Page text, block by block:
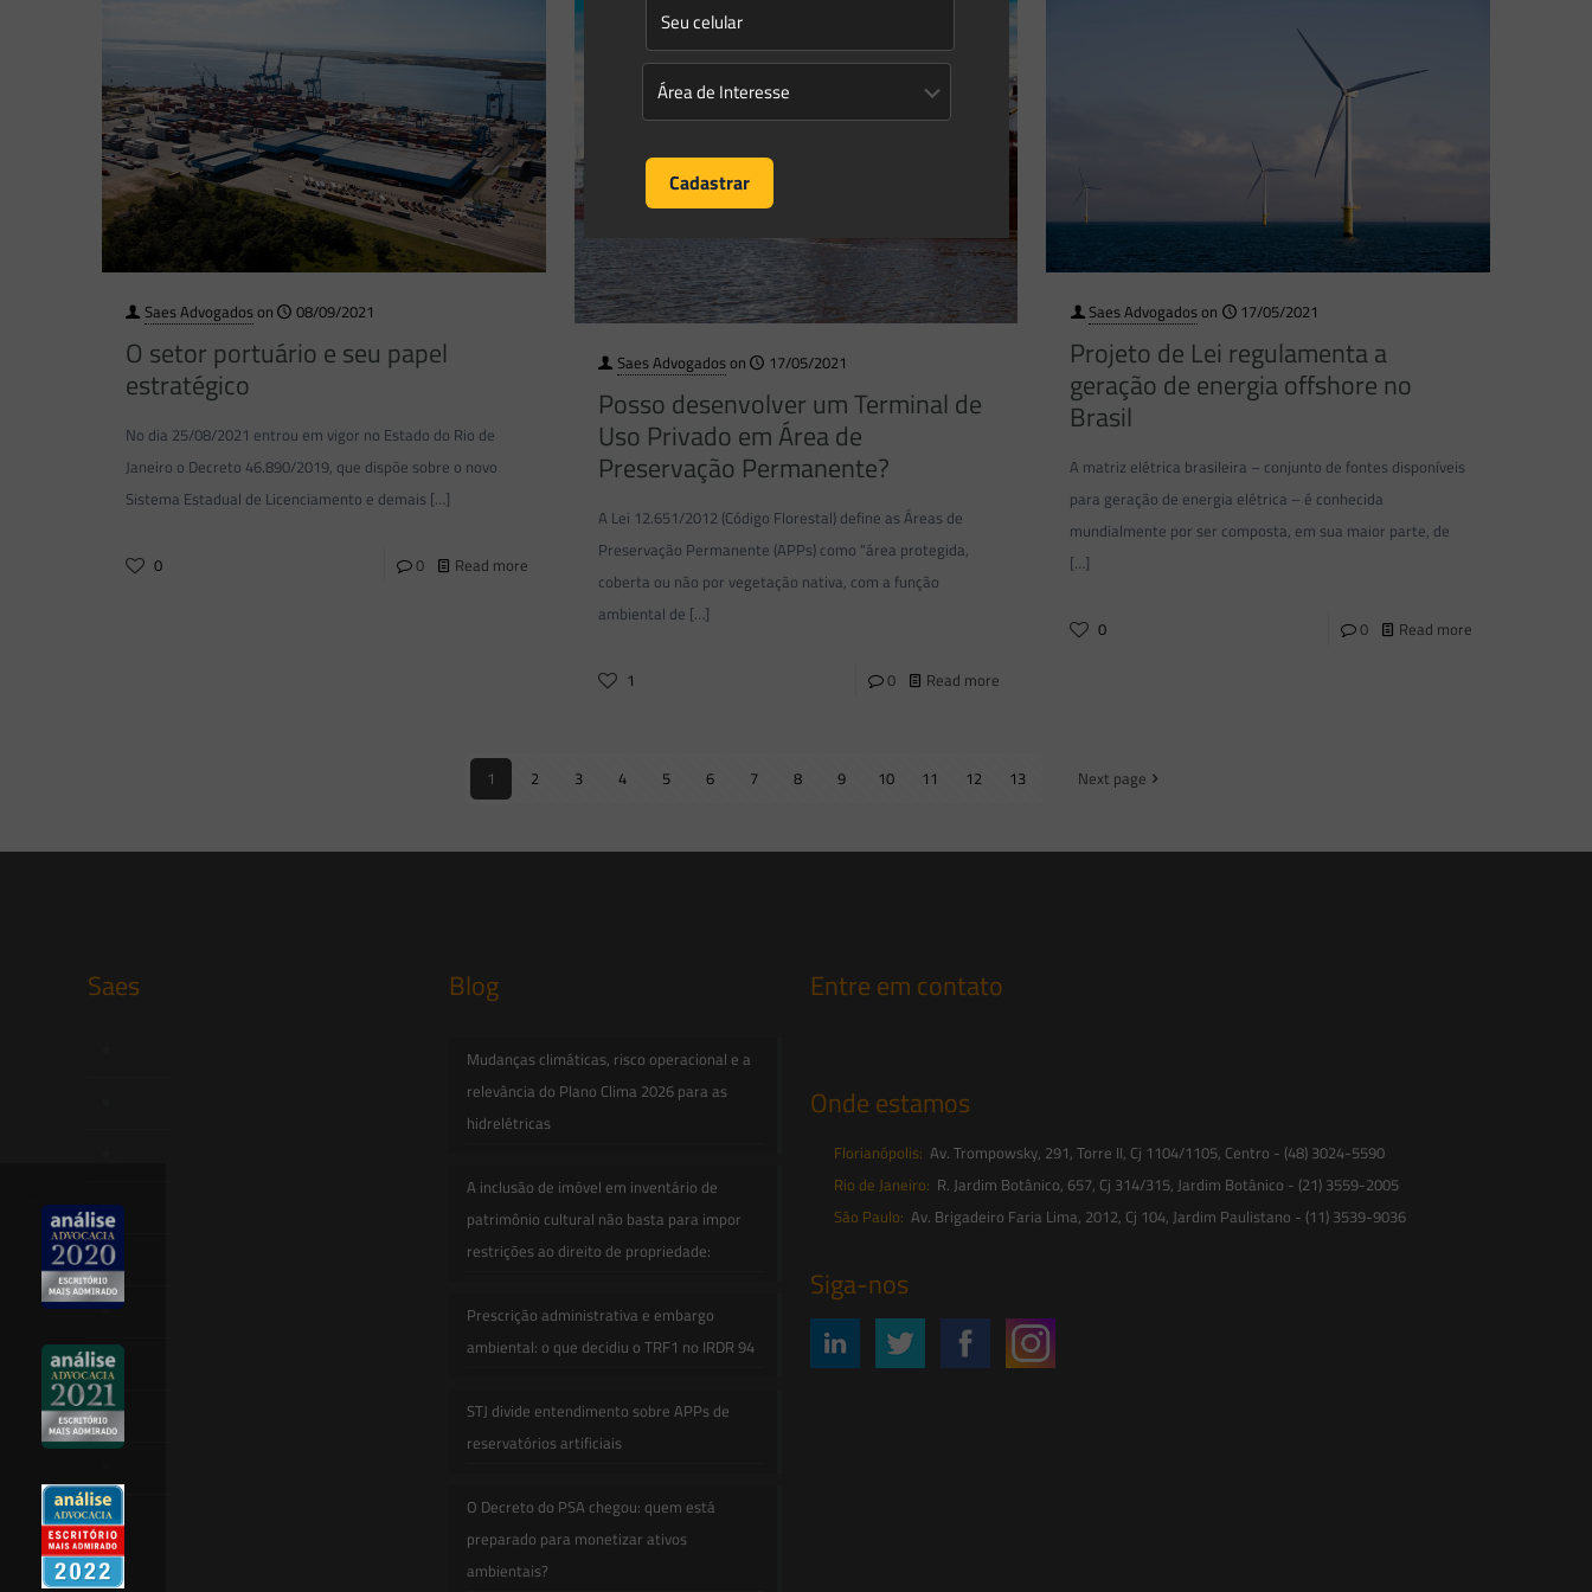
Saes Advogadoson 08/09/2021
O setor portuário e seu papel
estratégico
No dia 25/08/2021 entrou em vigor no Estado do Rio de
Janeiro o Decreto 46.890/2019, que dispõe sobre o novo
Sistema Estadual de Licenciamento e demais […]
0 0 Read more
Saes Advogadoson 17/05/2021
Posso desenvolver um Terminal de
Uso Privado em Área de
Preservação Permanente?
A Lei 12.651/2012 (Código Florestal) define as Áreas de
Preservação Permanente (APPs) como “área protegida,
coberta ou não por vegetação nativa, com a função
ambiental de […]
1 0 Read more
Saes Advogadoson 17/05/2021
Projeto de Lei regulamenta a
geração de energia offshore no
Brasil
A matriz elétrica brasileira – conjunto de fontes disponíveis
para geração de energia elétrica – é conhecida
mundialmente por ser composta, em sua maior parte, de
[…]
0 0 Read more
1 2 3 4 5 6 7 8 9 10 11 12 13 Next page
Saes Blog
Mudanças climáticas, risco operacional e a
relevância do Plano Clima 2026 para as
hidrelétricas
A inclusão de imóvel em inventário de
patrimônio cultural não basta para impor
restrições ao direito de propriedade:
Prescrição administrativa e embargo
ambiental: o que decidiu o TRF1 no IRDR 94
STJ divide entendimento sobre APPs de
reservatórios artificiais
O Decreto do PSA chegou: quem está
preparado para monetizar ativos
ambientais?
Entre em contato
Onde estamos
Florianópolis: Av. Trompowsky, 291, Torre II, Cj 1104/1105, Centro - (48) 3024-5590
Rio de Janeiro: R. Jardim Botânico, 657, Cj 314/315, Jardim Botânico - (21) 3559-2005
São Paulo: Av. Brigadeiro Faria Lima, 2012, Cj 104, Jardim Paulistano - (11) 3539-9036
Siga-nos